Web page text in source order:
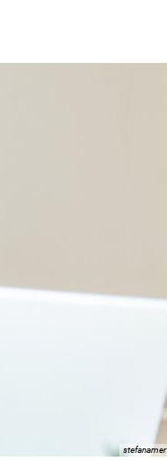
stefanamer